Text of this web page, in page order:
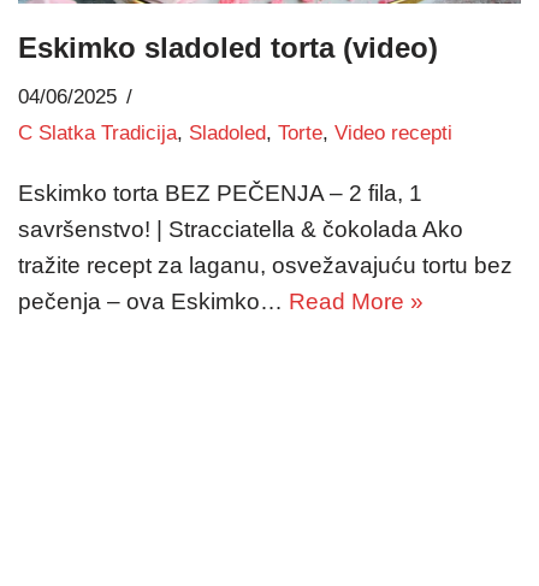
Eskimko sladoled torta (video)
04/06/2025
C Slatka Tradicija, Sladoled, Torte, Video recepti
Eskimko torta BEZ PEČENJA – 2 fila, 1
savršenstvo! | Stracciatella & čokolada Ako
tražite recept za laganu, osvežavajuću tortu bez
pečenja – ova Eskimko… Read More »